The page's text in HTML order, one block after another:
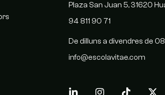
Plaza San Juan 5, 31620
94 811 90 71
De dilluns a divendres de
info@escolavitae.com